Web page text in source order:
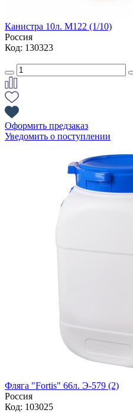
Канистра 10л. М122 (1/10)
Россия
Код: 130323
Оформить предзаказ
Уведомить о поступлении
Фляга "Fortis" 66л. Э-579 (2)
Россия
Код: 103025